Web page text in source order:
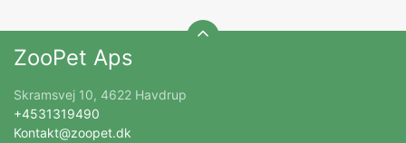
ZooPet Aps
Skramsvej 10, 4622 Havdrup
+4531319490
Kontakt@zoopet.dk